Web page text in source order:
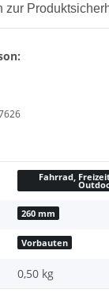
zur
Fahrrad,
260 mm
Vorbauten
0,50 kg